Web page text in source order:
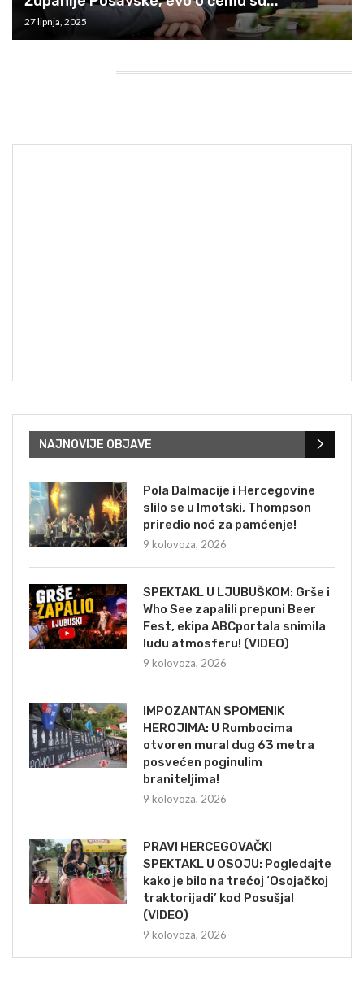
27 lipnja, 2025
NAJNOVIJE OBJAVE
Pola Dalmacije i Hercegovine
slilo se u Imotski, Thompson
priredio noć za pamćenje!
9 kolovoza, 2026
SPEKTAKL U LJUBUŠKOM: Grše i
Who See zapalili prepuni Beer
Fest, ekipa ABCportala snimila
ludu atmosferu! (VIDEO)
9 kolovoza, 2026
IMPOZANTAN SPOMENIK
HEROJIMA: U Rumbocima
otvoren mural dug 63 metra
posvećen poginulim
braniteljima!
9 kolovoza, 2026
PRAVI HERCEGOVAČKI
SPEKTAKL U OSOJU: Pogledajte
kako je bilo na trećoj ‘Osojačkoj
traktorijadi’ kod Posušja!
(VIDEO)
9 kolovoza, 2026